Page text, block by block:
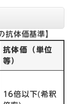
抗体価基準】
抗体価（単位
等）
16倍以下(希釈